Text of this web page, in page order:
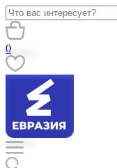
0